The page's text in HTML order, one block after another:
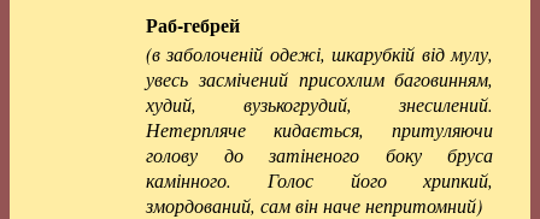
Раб-гебрей
(в заболоченій одежі, шкарубкій від мулу,
увесь засмічений присохлим баговинням,
худий, вузькогрудий, знесилений.
Нетерпляче кидається, притуляючи
голову до затіненого боку бруса
камінного. Голос його хрипкий,
змордований, сам він наче непритомний)